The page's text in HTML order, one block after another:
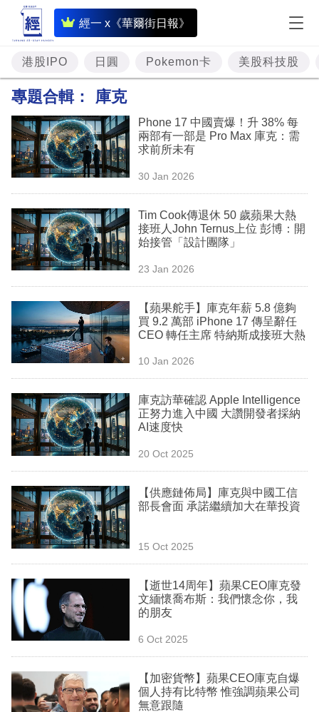
經一 x《華爾街日報》
即
時
財
經
題
投
資
樓
市
理
商
業
科
技
職
場
生
時
事
欄
閱
港股IPO 日圓 Pokemon卡 美股科技股
專題合輯： 庫克
Phone 17 中國賣爆！升 38% 每
兩部有一部是 Pro Max 庫克：需
求前所未有
30 Jan 2026
Tim Cook傳退休 50 歲蘋果大熱
接班人John Ternus上位 彭博：開
始接管「設計團隊」
23 Jan 2026
【蘋果舵手】庫克年薪 5.8 億夠
買 9.2 萬部 iPhone 17 傳呈辭任
CEO 轉任主席 特納斯成接班大熱
10 Jan 2026
庫克訪華確認 Apple Intelligence
正努力進入中國 大讚開發者採納
AI速度快
20 Oct 2025
【供應鏈佈局】庫克與中國工信
部長會面 承諾繼續加大在華投資
15 Oct 2025
【逝世14周年】蘋果CEO庫克發
文緬懷喬布斯：我們懷念你，我
的朋友
6 Oct 2025
【加密貨幣】蘋果CEO庫克自爆
個人持有比特幣 惟強調蘋果公司
無意跟隨